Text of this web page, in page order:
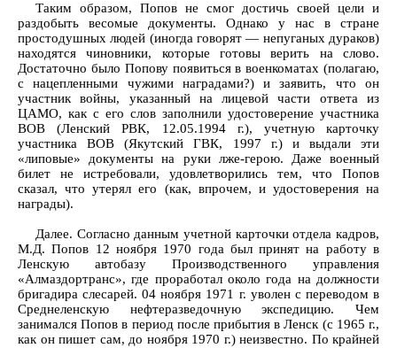
Таким образом, Попов не смог достичь своей цели и
раздобыть весомые документы. Однако у нас в стране
простодушных людей (иногда говорят — непуганых дураков)
находятся чиновники, которые готовы верить на слово.
Достаточно было Попову появиться в военкоматах (полагаю,
с нацепленными чужими наградами?) и заявить, что он
участник войны, указанный на лицевой части ответа из
ЦАМО, как с его слов заполнили удостоверение участника
ВОВ (Ленский РВК, 12.05.1994 г.), учетную карточку
участника ВОВ (Якутский ГВК, 1997 г.) и выдали эти
«липовые» документы на руки лже-герою. Даже военный
билет не истребовали, удовлетворились тем, что Попов
сказал, что утерял его (как, впрочем, и удостоверения на
награды).
Далее. Согласно данным учетной карточки отдела кадров,
М.Д. Попов 12 ноября 1970 года был принят на работу в
Ленскую автобазу Производственного управления
«Алмаздортранс», где проработал около года на должности
бригадира слесарей. 04 ноября 1971 г. уволен с переводом в
Среднеленскую нефтеразведочную экспедицию. Чем
занимался Попов в период после прибытия в Ленск (с 1965 г.,
как он пишет сам, до ноября 1970 г.) неизвестно. По крайней